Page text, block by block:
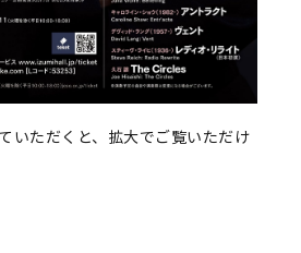
いただくと、拡大でご覧いただけ